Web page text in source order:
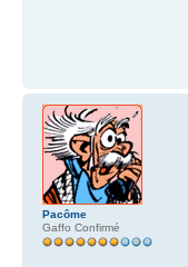
Pacôme
Gaffo Confirmé